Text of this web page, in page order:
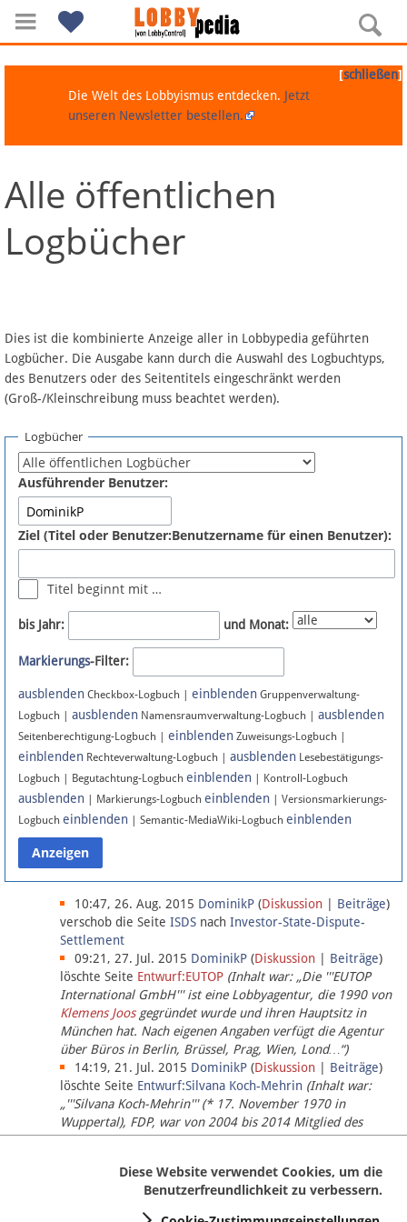
Navigation
Über Lobbypedia
Artikel nach Kategorien
FAQ
Fördermitglied werden
Fehler melden
Newsletter
Bluesky
Facebook
Instagram
Anmelden
Datenschutz
Über Lobbypedia
Impressum
[schließen]
Die Welt des Lobbyismus entdecken. Jetzt
unseren Newsletter bestellen.
Alle öffentlichen
Logbücher
Dies ist die kombinierte Anzeige aller in Lobbypedia geführten
Logbücher. Die Ausgabe kann durch die Auswahl des Logbuchtyps,
des Benutzers oder des Seitentitels eingeschränkt werden
(Groß-/Kleinschreibung muss beachtet werden).
Logbücher
Ausführender Benutzer:
Ziel (Titel oder Benutzer:Benutzername für einen Benutzer):
Titel beginnt mit …
bis Jahr: und Monat:
Markierungs-Filter:
ausblenden Checkbox-Logbuch | einblenden Gruppenverwaltung-
Logbuch | ausblenden Namensraumverwaltung-Logbuch | ausblenden
Seitenberechtigung-Logbuch | einblenden Zuweisungs-Logbuch |
einblenden Rechteverwaltung-Logbuch | ausblenden Lesebestätigungs-
Logbuch | Begutachtung-Logbuch einblenden | Kontroll-Logbuch
ausblenden | Markierungs-Logbuch einblenden | Versionsmarkierungs-
Logbuch einblenden | Semantic-MediaWiki-Logbuch einblenden
10:47, 26. Aug. 2015 DominikP (Diskussion Beiträge)
verschob die Seite ISDS nach Investor-State-Dispute-
Settlement
09:21, 27. Jul. 2015 DominikP (Diskussion Beiträge)
löschte Seite Entwurf:EUTOP (Inhalt war: „Die '''EUTOP
International GmbH''' ist eine Lobbyagentur, die 1990 von
Klemens Joosgegründet wurde und ihren Hauptsitz in
München hat. Nach eigenen Angaben verfügt die Agentur
über Büros in Berlin, Brüssel, Prag, Wien, Lond…“)
14:19, 21. Jul. 2015 DominikP (Diskussion Beiträge)
löschte Seite Entwurf:Silvana Koch-Mehrin (Inhalt war:
„'''Silvana Koch-Mehrin''' (* 17. November 1970 in
Wuppertal), FDP, war von 2004 bis 2014 Mitglied des
Europäischen Parlaments, seit November 2014 ist sie für
Diese Website verwendet Cookies, um die
Benutzerfreundlichkeit zu verbessern.